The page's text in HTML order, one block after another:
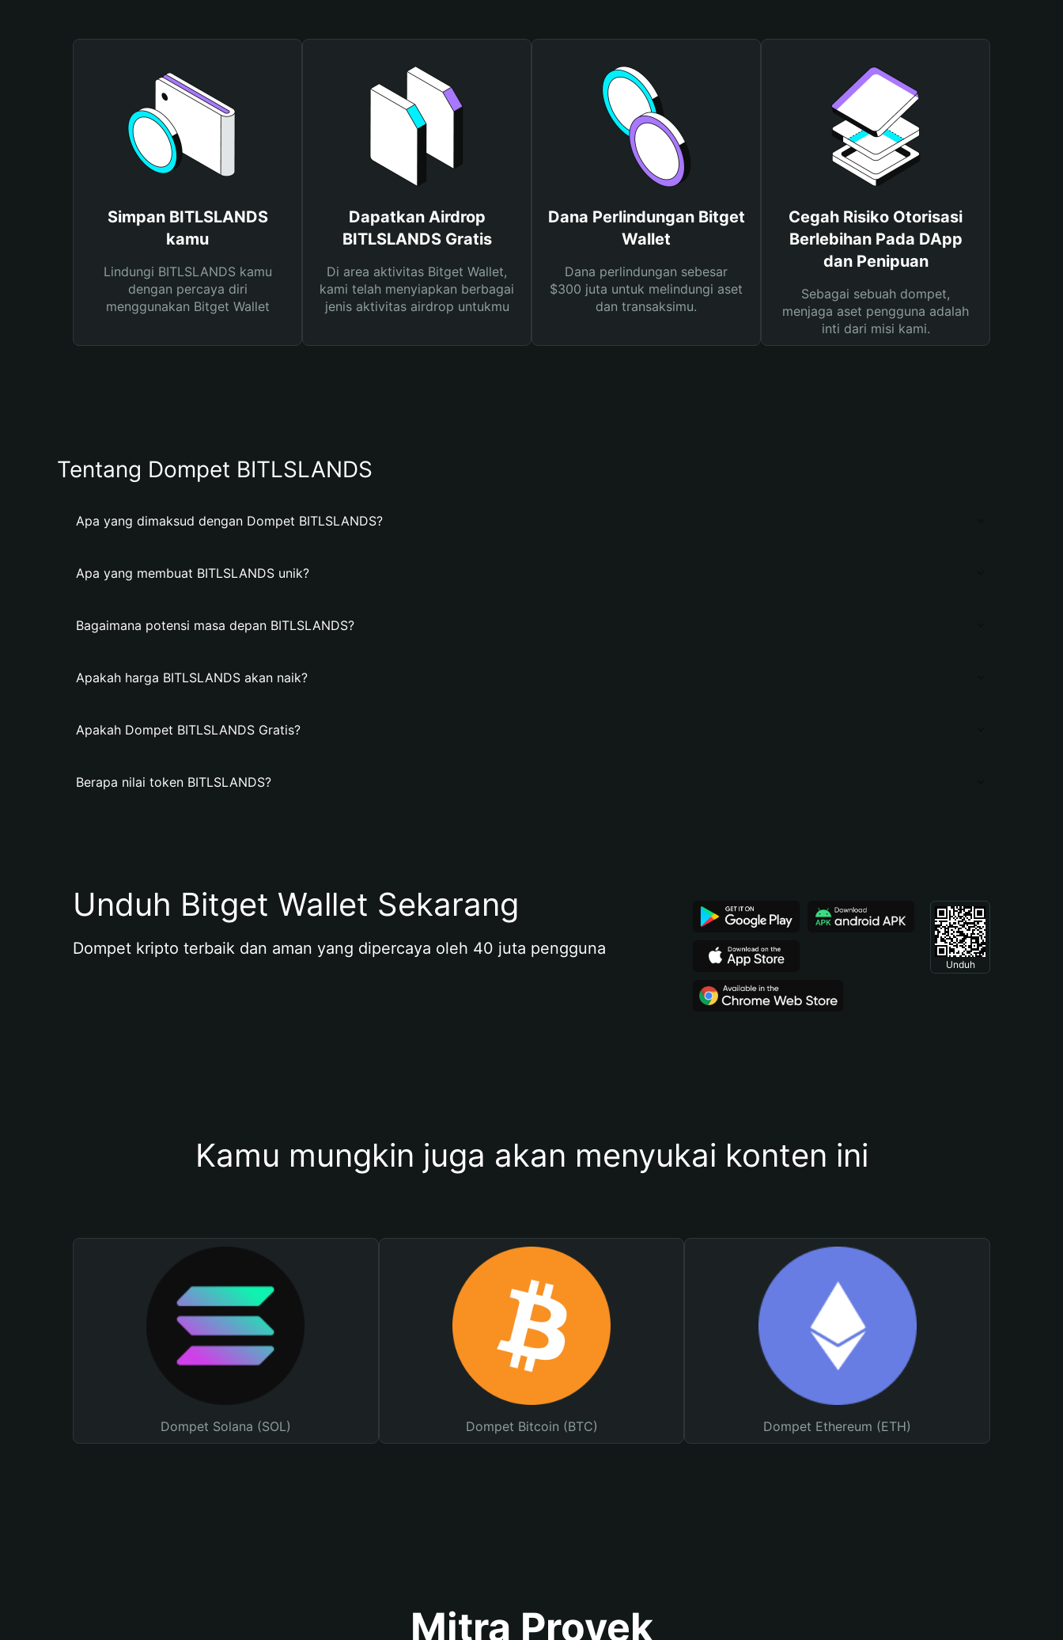
Simpan BITLSLANDS
kamu
Lindungi BITLSLANDS kamu
dengan percaya diri
menggunakan Bitget Wallet
Dapatkan Airdrop
BITLSLANDS Gratis
Di area aktivitas Bitget Wallet,
kami telah menyiapkan berbagai
jenis aktivitas airdrop untukmu
Dana Perlindungan Bitget
Wallet
Dana perlindungan sebesar
$300 juta untuk melindungi aset
dan transaksimu.
Cegah Risiko Otorisasi
Berlebihan Pada DApp
dan Penipuan
Sebagai sebuah dompet,
menjaga aset pengguna adalah
inti dari misi kami.
Tentang Dompet BITLSLANDS
Apa yang dimaksud dengan Dompet BITLSLANDS?
Apa yang membuat BITLSLANDS unik?
Bagaimana potensi masa depan BITLSLANDS?
Apakah harga BITLSLANDS akan naik?
Apakah Dompet BITLSLANDS Gratis?
Berapa nilai token BITLSLANDS?
Unduh Bitget Wallet Sekarang
Dompet kripto terbaik dan aman yang dipercaya oleh 40 juta pengguna
Unduh
Kamu mungkin juga akan menyukai konten ini
Dompet Solana (SOL) Dompet Bitcoin (BTC) Dompet Ethereum (ETH)
Mitra Proyek